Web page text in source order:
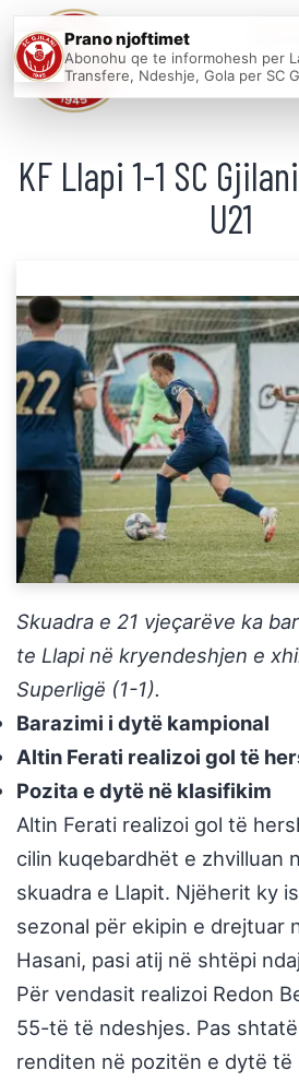
ONE
KF Llapi 1-1 SC
U21
Skuadra e 21 vjeçarëve ka
te Llapi në kryendeshjen e
Superligë (1-1).
Barazimi i dytë kampional
Altin Ferati realizoi gol të
Pozita e dytë në klasifikim
Altin Ferati realizoi gol të
cilin kuqebardhët e zhvilluan
skuadra e Llapit. Njëherit ky
sezonal për ekipin e drejtuar
Hasani, pasi atij në shtëpi
Për vendasit realizoi Redon
55-të të ndeshjes. Pas
renditen në pozitën e dytë të
Prano njoftimet
Abonohu qe te informohesh per
Transfere, Ndeshje, Gola per SC